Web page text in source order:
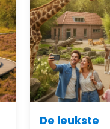
De leukste